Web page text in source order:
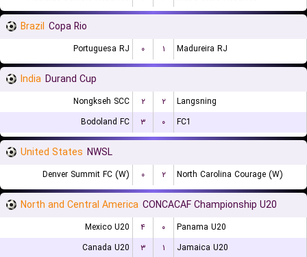
Brazil Copa Rio
Portuguesa RJ ۰ ۱ Madureira RJ
India Durand Cup
Nongkseh SCC ۲ ۲
Langsning
Bodoland FC
۳ ۰ FC1
United States NWSL
Denver Summit FC (W) ۰ ۲ North Carolina Courage (W)
North and Central America CONCACAF Championship U20
Mexico U20 ۴ ۰
Panama U20
Canada U20
۳ ۱ Jamaica U20